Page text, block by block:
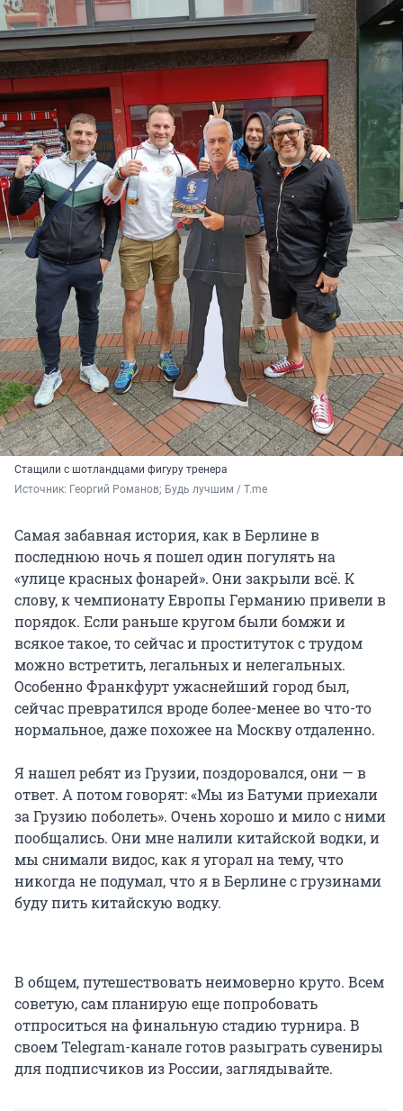
Стащили с шотландцами фигуру тренера
Источник: Георгий Романов; Будь лучшим / T.me
Самая забавная история, как в Берлине в
последнюю ночь я пошел один погулять на
«улице красных фонарей». Они закрыли всё. К
слову, к чемпионату Европы Германию привели в
порядок. Если раньше кругом были бомжи и
всякое такое, то сейчас и проституток с трудом
можно встретить, легальных и нелегальных.
Особенно Франкфурт ужаснейший город был,
сейчас превратился вроде более-менее во что-то
нормальное, даже похожее на Москву отдаленно.
Я нашел ребят из Грузии, поздоровался, они — в
ответ. А потом говорят: «Мы из Батуми приехали
за Грузию поболеть». Очень хорошо и мило с ними
пообщались. Они мне налили китайской водки, и
мы снимали видос, как я угорал на тему, что
никогда не подумал, что я в Берлине с грузинами
буду пить китайскую водку.
В общем, путешествовать неимоверно круто. Всем
советую, сам планирую еще попробовать
отпроситься на финальную стадию турнира. В
своем Telegram-канале готов разыграть сувениры
для подписчиков из России, заглядывайте.